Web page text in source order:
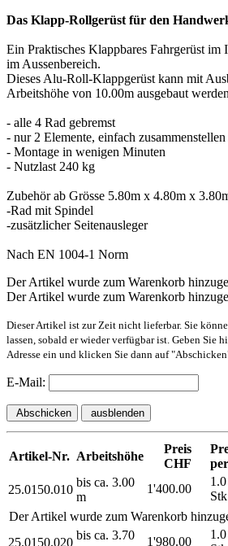
Das Klapp-Rollgerüst für den
Ein Praktisches Klappbares Fahrgerüst im
im Aussenbereich.
Dieses Alu-Roll-Klappgerüst kann mit
Arbeitshöhe von 10.00m ausgebaut
- alle 4 Rad gebremst
- nur 2 Elemente, einfach
- Montage in wenigen Minuten
- Nutzlast 240 kg
Zubehör ab Grösse 5.80m x 4.80m x
-Rad mit Spindel
-zusätzlicher Seitenausleger
Nach EN 1004-1 Norm
Der Artikel wurde zum Warenkorb
Der Artikel wurde zum Warenkorb
Dieser Artikel ist zur Zeit nicht lieferbar. Sie
lassen, sobald er wieder verfügbar ist. Geben Sie
Adresse ein und klicken Sie dann auf
E-Mail:
Abschicken ausblenden
Artikel-Nr. Arbeitshöhe
Preis
CHF
per
25.0150.010
bis ca. 3.00
m
1'400.00
1.0
Der Artikel wurde zum Warenkorb
25.0150.020
bis ca. 3.70
1'980.00
1.0